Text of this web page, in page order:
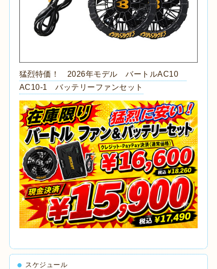
猛烈特価！ 2026年モデル バートルAC10
AC10-1 バッテリーファンセット
スケジュール